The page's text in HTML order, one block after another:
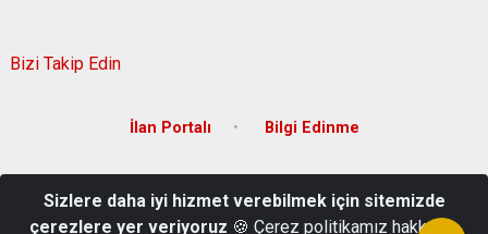
Bizi Takip Edin
İlan Portalı Bilgi Edinme
No:134/A Onikişubat/Kahramanmaraş
Sizlere daha iyi hizmet verebilmek için sitemizde
çerezlere yer veriyoruz 🍪 Çerez politikamız hakkında